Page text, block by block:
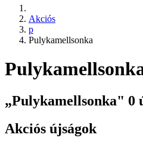
Akciós
p
Pulykamellsonka
„Pulykamellsonka" 0
Akciós újságok